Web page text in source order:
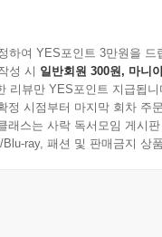
하여 YES포인트 3만원을 드
성 시 일반회원 300원, 마니
리뷰만 YES포인트 지급됩니
정 시점부터 마지막 회차 주
래스는 사락 독서모임 게시
Blu-ray, 패션 및 판매금지 상